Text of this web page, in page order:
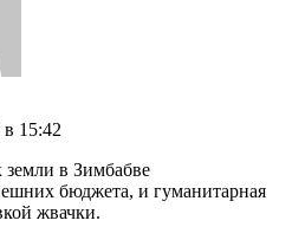
в 15:42
в Зимбабве
бюджета, и гуманитарная
жвачки.